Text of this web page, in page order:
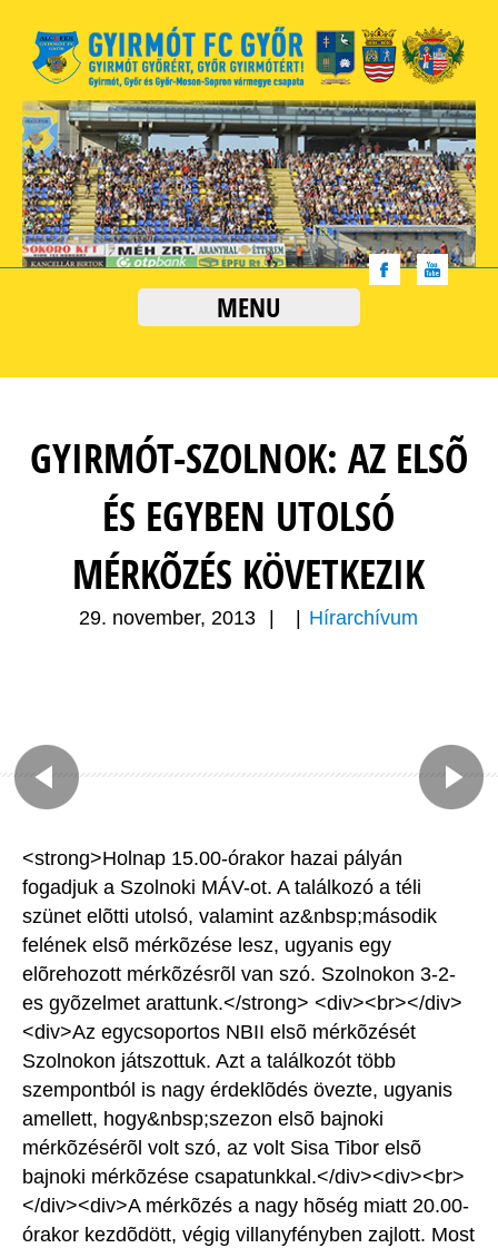
MENU
GYIRMÓT-SZOLNOK: AZ ELSÕ
ÉS EGYBEN UTOLSÓ
MÉRKÕZÉS KÖVETKEZIK
29. november, 2013 Hírarchívum
<strong>Holnap 15.00-órakor hazai pályán
fogadjuk a Szolnoki MÁV-ot. A találkozó a téli
szünet elõtti utolsó, valamint az&nbsp;második
felének elsõ mérkõzése lesz, ugyanis egy
elõrehozott mérkõzésrõl van szó. Szolnokon 3-2-
es gyõzelmet arattunk.</strong> <div><br></div>
<div>Az egycsoportos NBII elsõ mérkõzését
Szolnokon játszottuk. Azt a találkozót több
szempontból is nagy érdeklõdés övezte, ugyanis
amellett, hogy&nbsp;szezon elsõ bajnoki
mérkõzésérõl volt szó, az volt Sisa Tibor elsõ
bajnoki mérkõzése csapatunkkal.</div><div><br>
</div><div>A mérkõzés a nagy hõség miatt 20.00-
órakor kezdõdött, végig villanyfényben zajlott. Most